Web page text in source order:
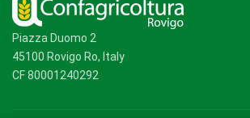
Piazza Duomo 2
45100 Rovigo Ro, Italy
CF 80001240292